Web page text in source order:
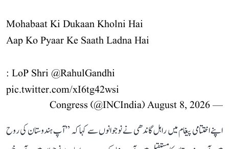
Mohabaat Ki Dukaan Kholni Hai
Aap Ko Pyaar Ke Saath Ladna Hai
: LoP Shri @RahulGandhi
pic.twitter.com/xI6tg42wsi
— Congress (@INCIndia)
August 8, 2026
اپنے اختتامی پیغام میں راہل گاندھی نے نوجوانوں سے کہا کہ ’’آپ ہندوستان کی روح